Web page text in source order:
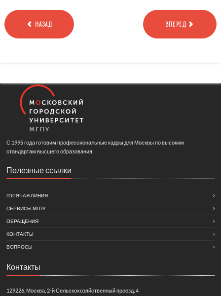
НАЗАД ВПЕРЕД
С 1995 года готовим профессиональные кадры для Москвы по высоким
стандартам высшего образования.
Полезные ссылки
ГОРЯЧАЯ ЛИНИЯ
СЕРВИСЫ МГПУ
ОБРАЩЕНИЯ
КОНТАКТЫ
ВОПРОСЫ
Контакты
129226, Москва, 2-й Сельскохозяйственный проезд, 4